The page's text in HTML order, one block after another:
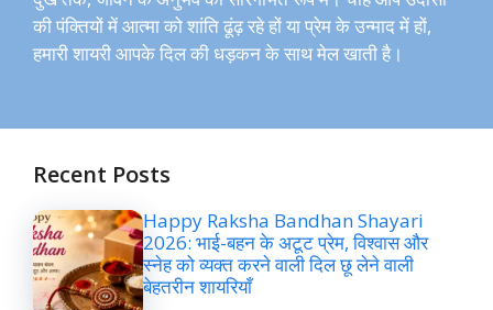
की पंक्तियों में आत्मा को शांति ढूंढ़ रहे हों या प्रेम के उन्माद में हों,
हमारी शायरी आपके दिल की धड़कन के साथ मेल खाती है।
Recent Posts
Happy Raksha Bandhan Shayari
2026: भाई-बहन के अटूट प्रेम, विश्वास और
स्नेह को व्यक्त करने वाली दिल छू लेने वाली
बेहतरीन शायरियाँ